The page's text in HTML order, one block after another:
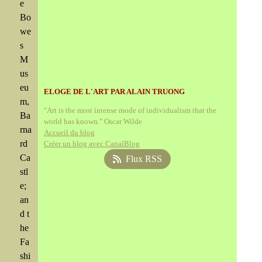
e
Bo
we
s
M
us
eu
m,
Ba
rna
rd
Ca
stl
e;
an
d t
he
Fa
shi
ELOGE DE L'ART PAR ALAIN TRUONG
"Art is the most intense mode of individualism that the
world has known." Oscar Wilde
Accueil du blog
Créer un blog avec CanalBlog
Flux RSS